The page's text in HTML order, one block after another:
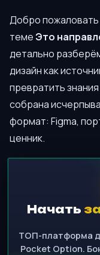
Добро
темеЭто
детально
дизайн как
превратить
собрана
формат: Figma,
ценник.
Начать
ТОП-платформа
Pocket Option.